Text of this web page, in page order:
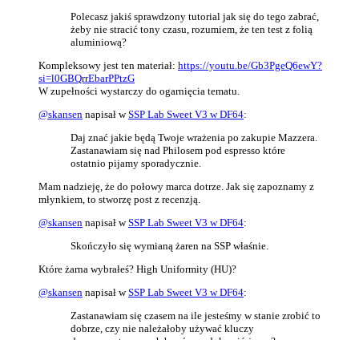
Polecasz jakiś sprawdzony tutorial jak się do tego zabrać,
żeby nie stracić tony czasu, rozumiem, że ten test z folią
aluminiową?
Kompleksowy jest ten materiał: https://youtu.be/Gb3PgeQ6ewY?
si=l0GBQrrEbarPPtzG
W zupełności wystarczy do ogarnięcia tematu.
@skansen napisał wSSP Lab Sweet V3 w DF64:
Daj znać jakie będą Twoje wrażenia po zakupie Mazzera.
Zastanawiam się nad Philosem pod espresso które
ostatnio pijamy sporadycznie.
Mam nadzieję, że do połowy marca dotrze. Jak się zapoznamy z
młynkiem, to stworzę post z recenzją.
@skansen napisał wSSP Lab Sweet V3 w DF64:
Skończyło się wymianą żaren na SSP właśnie.
Które żarna wybrałeś? High Uniformity (HU)?
@skansen napisał wSSP Lab Sweet V3 w DF64:
Zastanawiam się czasem na ile jesteśmy w stanie zrobić to
dobrze, czy nie należałoby używać kluczy